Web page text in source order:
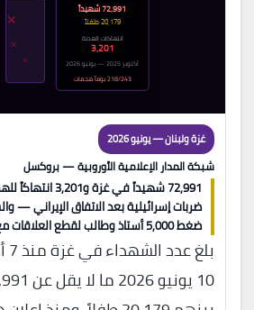
✕
✕
✕
72,991 شهيداً
20,179 طفلاً
انتهاكات الهدنة
3,201
أكتوبر 2025 — يونيو 2026
218/243 يوماً هجمات
غزة ولبنان — يونيو 2026
شبكة المدار الإعلامية الأوروبية — بروكسل
72,991 شهيداً في
ضربات إسرائيلية بعد الاتفاق الإيراني —
ضغط 5,000 أستاذ وطالب لقطع العلاقات مع إسرائيل